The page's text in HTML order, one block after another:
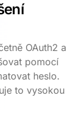
OAuth2 a
pomocí
heslo.
to vysokou